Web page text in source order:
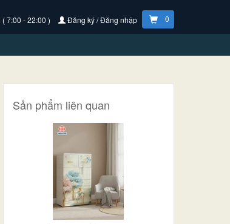
( 7:00 - 22:00 ) Đăng ký / Đăng nhập 0
Sản phẩm liên quan